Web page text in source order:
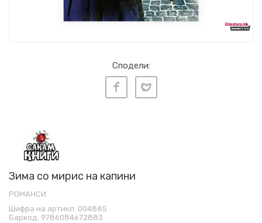
Сподели:
Зима со мирис на капини
РОМАНСИ
Шифра на артикл: 004885
Баркод: 9786084672883